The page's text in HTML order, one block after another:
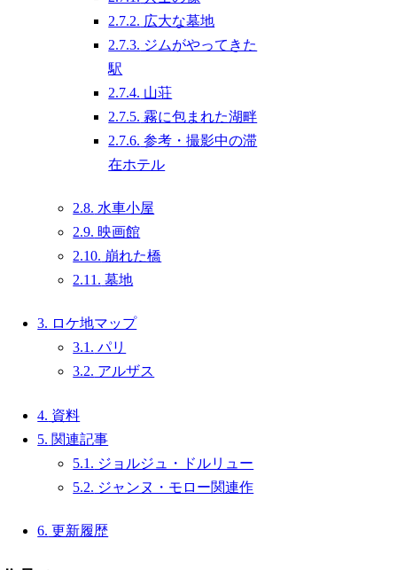
2.7.2. 広大な墓地
2.7.3. ジムがやってきた
駅
2.7.4. 山荘
2.7.5. 霧に包まれた湖畔
2.7.6. 参考・撮影中の滞
在ホテル
2.8. 水車小屋
2.9. 映画館
2.10. 崩れた橋
2.11. 墓地
3. ロケ地マップ
3.1. パリ
3.2. アルザス
4. 資料
5. 関連記事
5.1. ジョルジュ・ドルリュー
5.2. ジャンヌ・モロー関連作
6. 更新履歴